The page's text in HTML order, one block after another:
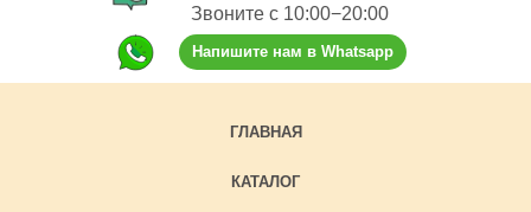
Напишите нам в Whatsapp
Звоните с 10:00−20:00
ГЛАВНАЯ
КАТАЛОГ